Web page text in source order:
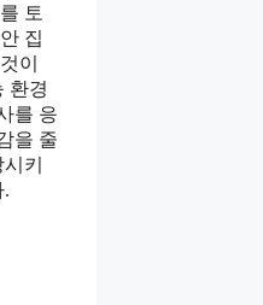
토
집
이
환경
를 응
을 줄
키
.